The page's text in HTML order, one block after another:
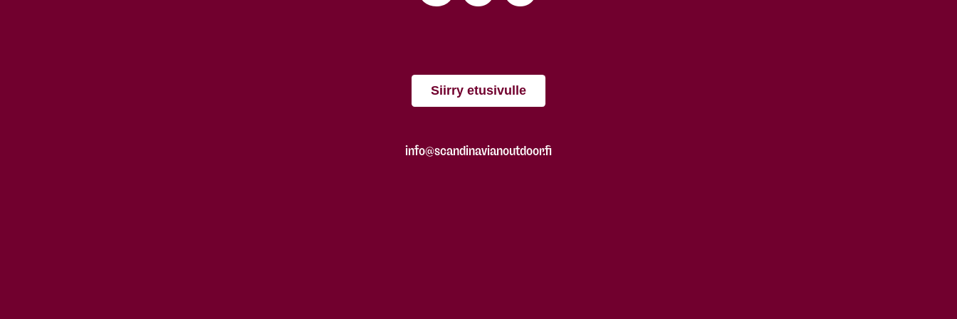
Siirry etusivulle
info@scandinavianoutdoor.fi